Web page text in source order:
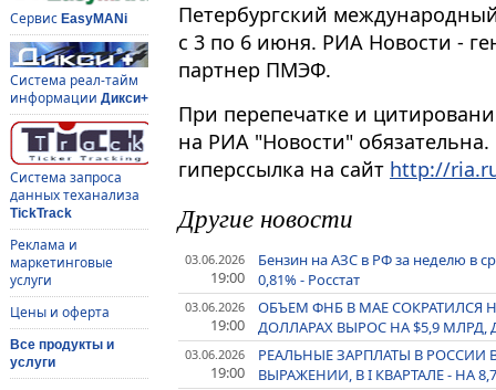
Сервис EasyMANi
Система реал-тайм
информации Дикси+
Система запроса
данных теханализа
TickTrack
Реклама и
маркетинговые
услуги
Цены и оферта
Все продукты и
услуги
Петербургский
с 3 по 6 июня. РИА Новости -
партнер ПМЭФ.
При перепечатке и
на РИА "Новости"
гиперссылка на сайт http://
Другие новости
03.06.2026
19:00
Бензин на АЗС в РФ за неделю в
0,81% - Росстат
03.06.2026
19:00
ОБЪЕМ ФНБ В МАЕ СОКРАТИЛСЯ
ДОЛЛАРАХ ВЫРОС НА $5,9
03.06.2026
19:00
РЕАЛЬНЫЕ ЗАРПЛАТЫ В РОССИИ
ВЫРАЖЕНИИ, В I КВАРТАЛЕ - НА